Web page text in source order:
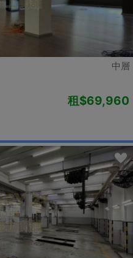
中層
租$69,960